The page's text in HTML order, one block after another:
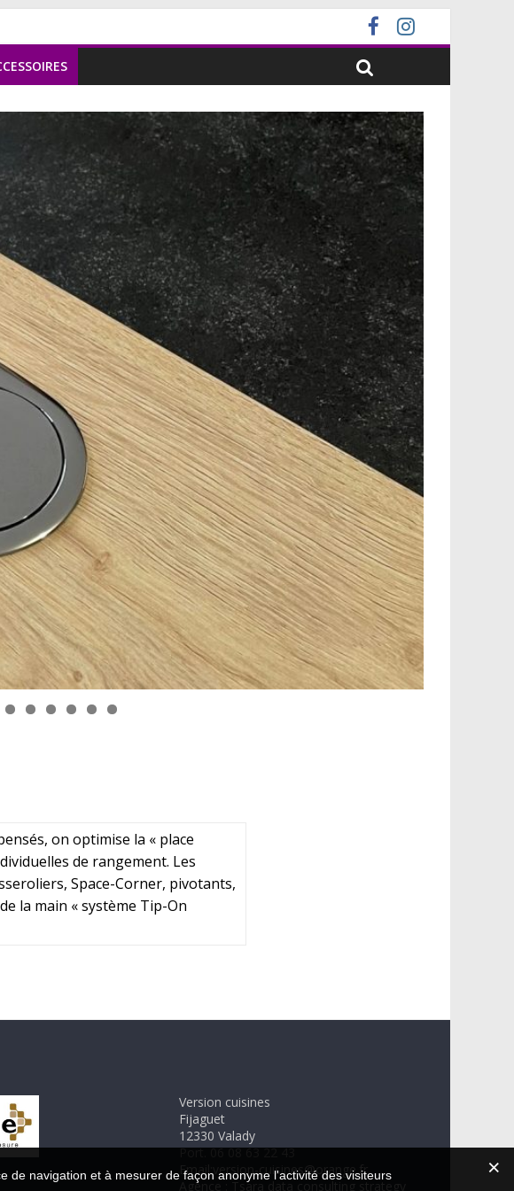
on optimise la « place
de rangement. Les
Space-Corner, pivotants,
la main « système Tip-On
Version cuisines
Fijaguet
12330 Valady
Port. 06 08 63 22 43
Email:version-cuisines@orange.fr
Agence : Tsara data consulting strategy
de navigation et à mesurer de façon anonyme l'activité des visiteurs